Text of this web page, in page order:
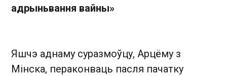
адрыньвання вайны»
Яшчэ аднаму суразмоўцу, Арцёму з
Мінска, пераконваць пасля пачатку